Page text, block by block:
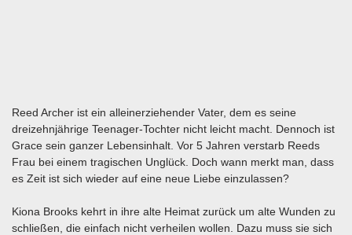
Reed Archer ist ein alleinerziehender Vater, dem es seine
dreizehnjährige Teenager-Tochter nicht leicht macht. Dennoch ist
Grace sein ganzer Lebensinhalt. Vor 5 Jahren verstarb Reeds
Frau bei einem tragischen Unglück. Doch wann merkt man, dass
es Zeit ist sich wieder auf eine neue Liebe einzulassen?
Kiona Brooks kehrt in ihre alte Heimat zurück um alte Wunden zu
schließen, die einfach nicht verheilen wollen. Dazu muss sie sich